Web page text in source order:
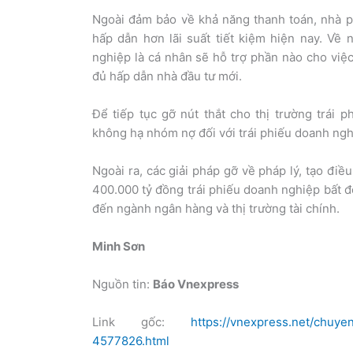
Ngoài đảm bảo về khả năng thanh toán,
hấp dẫn hơn lãi suất tiết kiệm hiện nay. Về
nghiệp là cá nhân sẽ hỗ trợ phần nào cho
đủ hấp dẫn nhà đầu tư mới.
Để tiếp tục gỡ nút thắt cho thị trường trái
không hạ nhóm nợ đối với trái phiếu doanh
Ngoài ra, các giải pháp gỡ về pháp lý, tạo
400.000 tỷ đồng trái phiếu doanh nghiệp bất
đến ngành ngân hàng và thị trường tài chính.
Minh Sơn
Nguồn tin: Báo Vnexpress
Link gốc: https://vnexpress.net/
4577826.html